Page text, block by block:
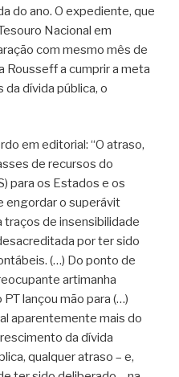
do ano. O expediente, que
Nacional em
com mesmo mês de
Rousseff a cumprir a meta
da dívida pública, o
em editorial: “O atraso,
de recursos do
para os Estados e os
engordar o superávit
de insensibilidade
por ter sido
(…) Do ponto de
artimanha
lançou mão para (…)
aparentemente mais do
da dívida
qualquer atraso – e,